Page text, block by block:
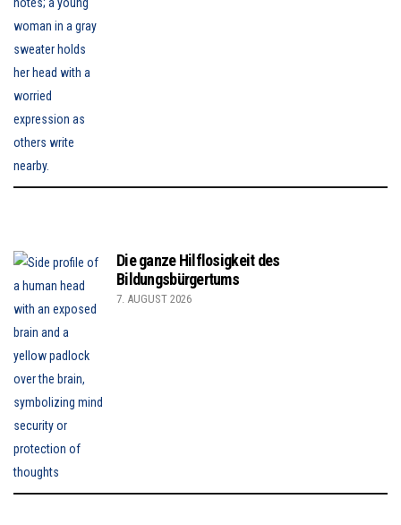
Die ganze Hilflosigkeit des
Bildungsbürgertums
7. AUGUST 2026